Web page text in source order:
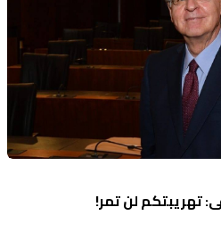
تهريبتكم لن تمر!